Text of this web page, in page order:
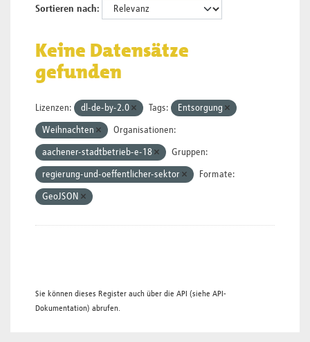
Sortieren nach
Keine Datensätze
gefunden
Lizenzen: dl-de-by-2.0 Tags: Entsorgung
Weihnachten Organisationen:
aachener-stadtbetrieb-e-18 Gruppen:
regierung-und-oeffentlicher-sektor Formate:
GeoJSON
Sie können dieses Register auch über die API (siehe API-
Dokumentation) abrufen.